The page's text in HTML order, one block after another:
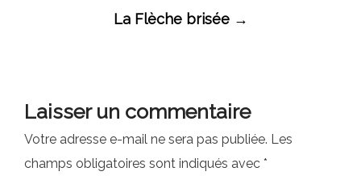
La Flèche brisée →
Laisser un commentaire
Votre adresse e-mail ne sera pas publiée. Les
champs obligatoires sont indiqués avec *